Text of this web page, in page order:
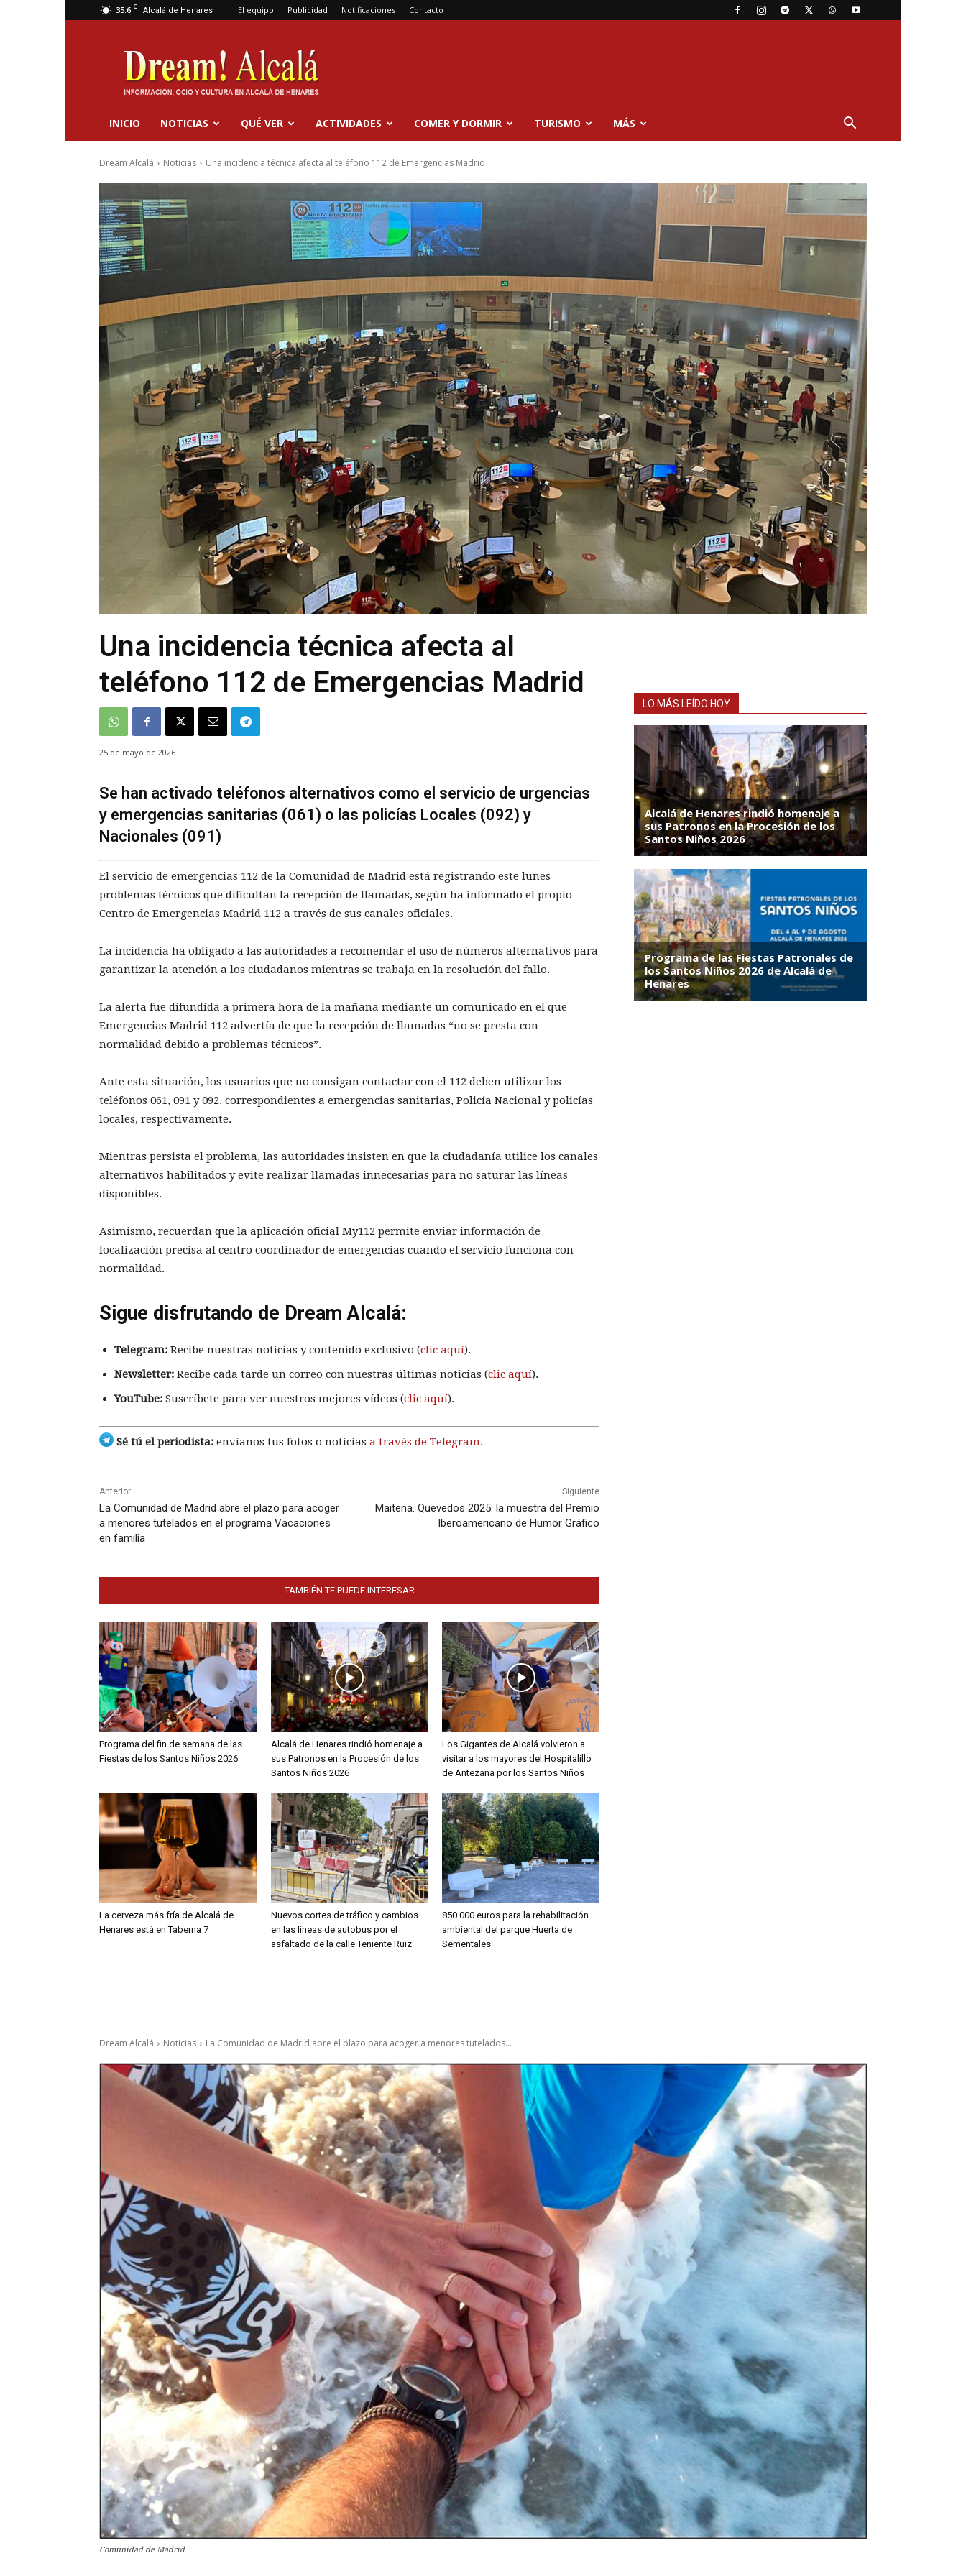
35.6 C Alcalá de Henares El equipo Publicidad Notificaciones Contacto
Dream
Alcalá
INICIO NOTICIAS QUÉ VER ACTIVIDADES COMER Y DORMIR TURISMO MÁS
Dream Alcalá Noticias Una incidencia técnica afecta al teléfono 112 de Emergencias Madrid
Una incidencia técnica afecta al
teléfono 112 de Emergencias Madrid
25 de mayo de 2026
Se han activado teléfonos alternativos como el servicio de urgencias
y emergencias sanitarias (061) o las policías Locales (092) y
Nacionales (091)
El servicio de emergencias 112 de la Comunidad de Madrid está registrando este lunes
problemas técnicos que dificultan la recepción de llamadas, según ha informado el propio
Centro de Emergencias Madrid 112 a través de sus canales oficiales.
La incidencia ha obligado a las autoridades a recomendar el uso de números alternativos para
garantizar la atención a los ciudadanos mientras se trabaja en la resolución del fallo.
La alerta fue difundida a primera hora de la mañana mediante un comunicado en el que
Emergencias Madrid 112 advertía de que la recepción de llamadas “no se presta con
normalidad debido a problemas técnicos”.
Ante esta situación, los usuarios que no consigan contactar con el 112 deben utilizar los
teléfonos 061, 091 y 092, correspondientes a emergencias sanitarias, Policía Nacional y policías
locales, respectivamente.
Mientras persista el problema, las autoridades insisten en que la ciudadanía utilice los canales
alternativos habilitados y evite realizar llamadas innecesarias para no saturar las líneas
disponibles.
Asimismo, recuerdan que la aplicación oficial My112 permite enviar información de
localización precisa al centro coordinador de emergencias cuando el servicio funciona con
normalidad.
Sigue disfrutando de Dream Alcalá:
Telegram: Recibe nuestras noticias y contenido exclusivo (clic aquí).
Newsletter: Recibe cada tarde un correo con nuestras últimas noticias (clic aquí).
YouTube: Suscríbete para ver nuestros mejores vídeos (clic aquí).
Sé tú el periodista: envíanos tus fotos o noticias a través de Telegram.
Anterior
La Comunidad de Madrid abre el plazo para acoger
a menores tutelados en el programa Vacaciones
en familia
Siguiente
Maitena. Quevedos 2025: la muestra del Premio
Iberoamericano de Humor Gráfico
TAMBIÉN TE PUEDE INTERESAR
Programa del fin de semana de las
Fiestas de los Santos Niños 2026
Alcalá de Henares rindió homenaje a
sus Patronos en la Procesión de los
Santos Niños 2026
Los Gigantes de Alcalá volvieron a
visitar a los mayores del Hospitalillo
de Antezana por los Santos Niños
La cerveza más fría de Alcalá de
Henares está en Taberna 7
Nuevos cortes de tráfico y cambios
en las líneas de autobús por el
asfaltado de la calle Teniente Ruiz
850.000 euros para la rehabilitación
ambiental del parque Huerta de
Sementales
LO MÁS LEÍDO HOY